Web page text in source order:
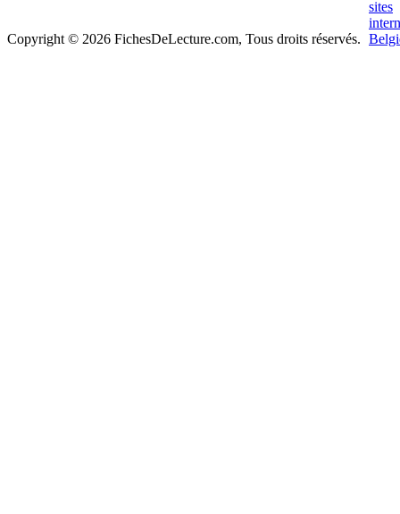
Copyright © 2026 FichesDeLecture.com, Tous droits réservés.